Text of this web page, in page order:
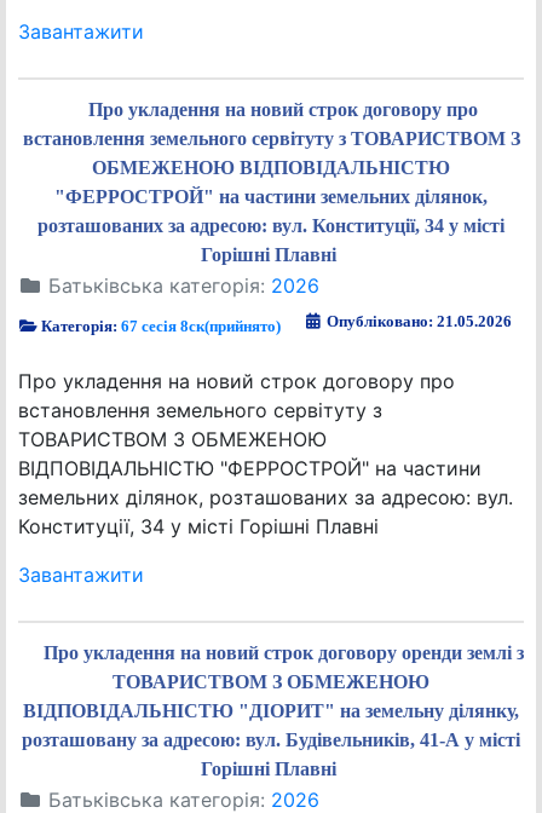
Завантажити
Про укладення на новий строк договору про
встановлення земельного сервітуту з ТОВАРИСТВОМ З
ОБМЕЖЕНОЮ ВІДПОВІДАЛЬНІСТЮ
"ФЕРРОСТРОЙ" на частини земельних ділянок,
розташованих за адресою: вул. Конституції, 34 у місті
Горішні Плавні
Батьківська категорія: 2026
Категорія:67 сесія 8ск(прийнято) Опубліковано: 21.05.2026
Про укладення на новий строк договору про
встановлення земельного сервітуту з
ТОВАРИСТВОМ З ОБМЕЖЕНОЮ
ВІДПОВІДАЛЬНІСТЮ "ФЕРРОСТРОЙ" на частини
земельних ділянок, розташованих за адресою: вул.
Конституції, 34 у місті Горішні Плавні
Завантажити
Про укладення на новий строк договору оренди землі з
ТОВАРИСТВОМ З ОБМЕЖЕНОЮ
ВІДПОВІДАЛЬНІСТЮ "ДІОРИТ" на земельну ділянку,
розташовану за адресою: вул. Будівельників, 41-А у місті
Горішні Плавні
Батьківська категорія: 2026